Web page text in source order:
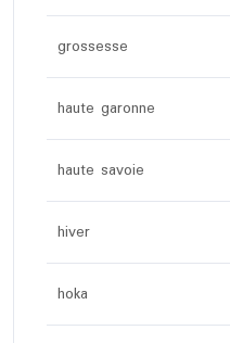
grossesse
haute garonne
haute savoie
hiver
hoka